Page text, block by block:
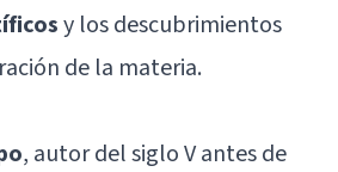
y los descubrimientos
de la materia.
, autor del siglo V antes de